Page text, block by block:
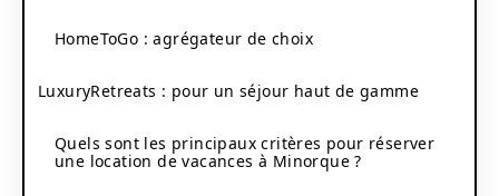
HomeToGo : agrégateur de choix
LuxuryRetreats : pour un séjour haut de gamme
Quels sont les principaux critères pour réserver
une location de vacances à Minorque ?